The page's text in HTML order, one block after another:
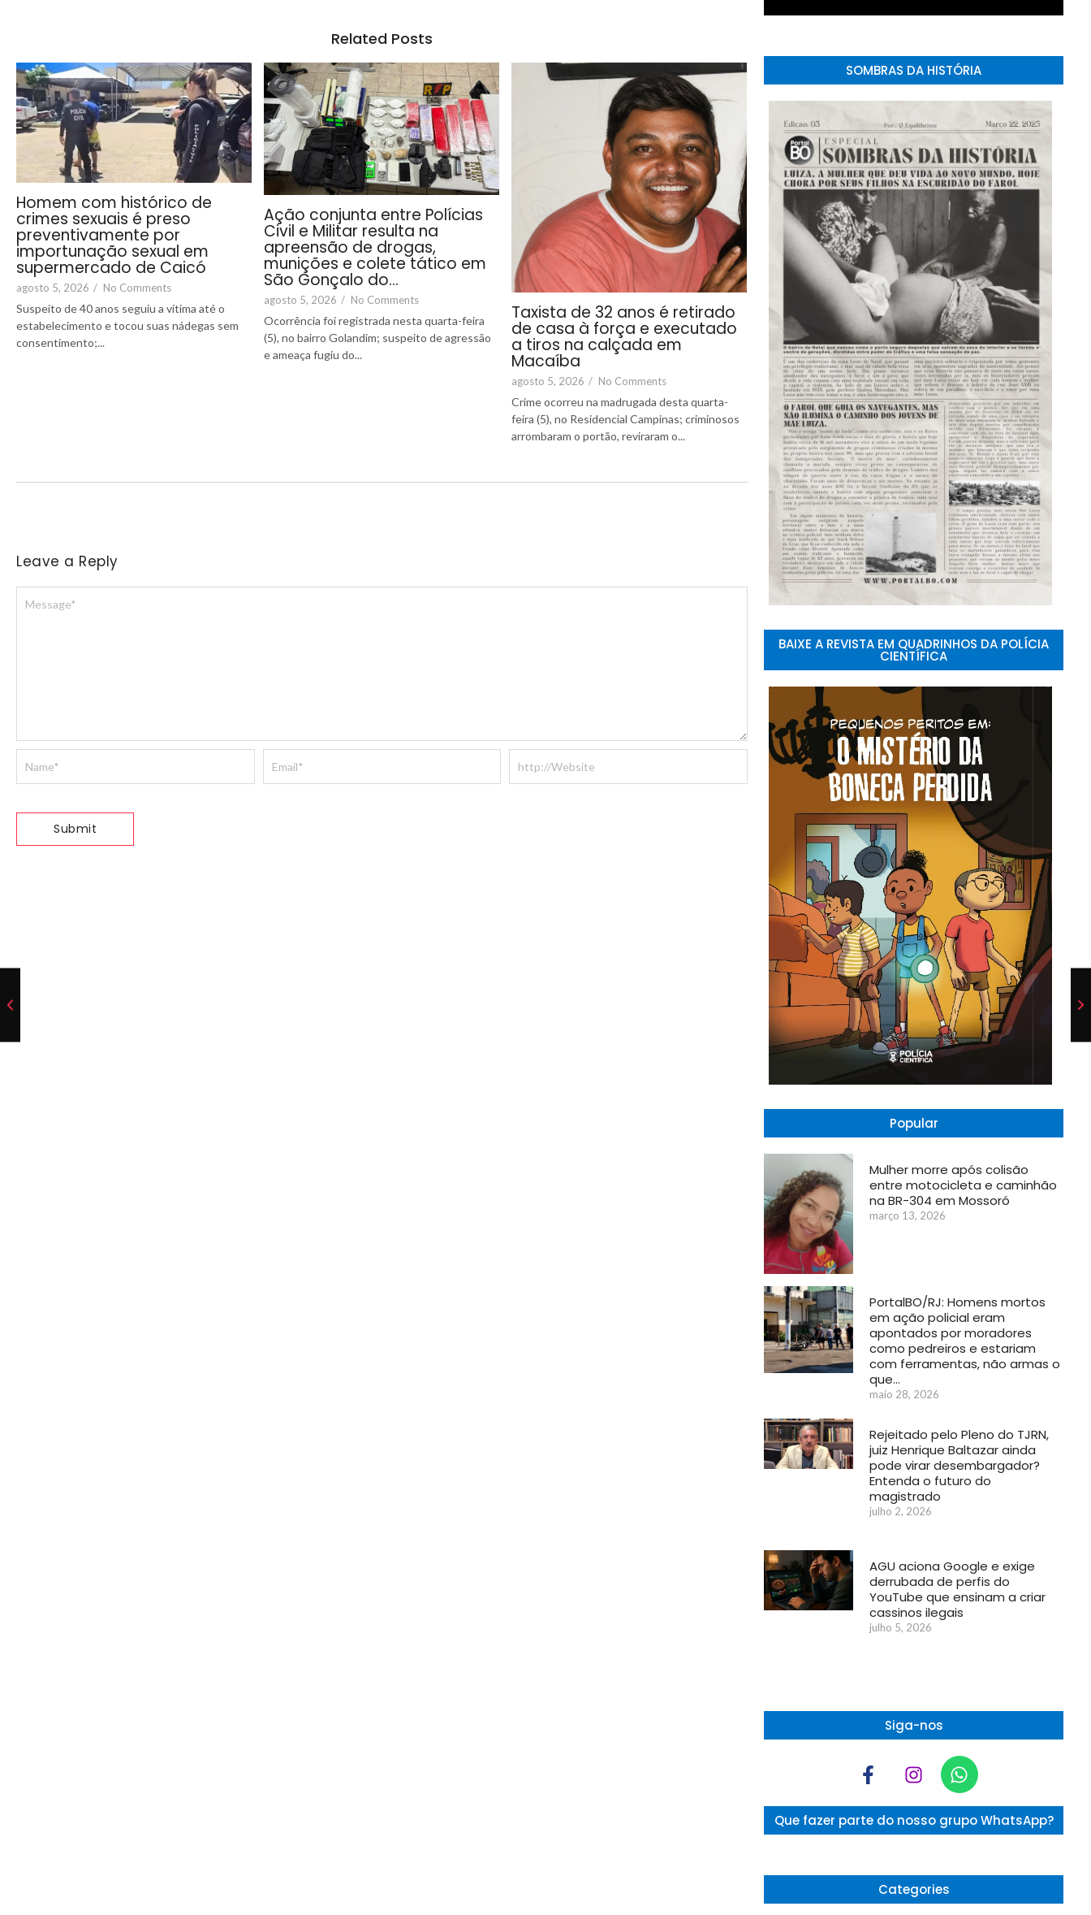
Related Posts
Homem com histórico de
crimes sexuais é preso
preventivamente por
importunação sexual em
supermercado de Caicó
agosto 5, 2026 / No Comments
Suspeito de 40 anos seguiu a vítima até o
estabelecimento e tocou suas nádegas sem
consentimento;...
Ação conjunta entre Polícias
Civil e Militar resulta na
apreensão de drogas,
munições e colete tático em
São Gonçalo do…
agosto 5, 2026 / No Comments
Ocorrência foi registrada nesta quarta-feira
(5), no bairro Golandim; suspeito de agressão
e ameaça fugiu do...
Taxista de 32 anos é retirado
de casa à força e executado
a tiros na calçada em
Macaíba
agosto 5, 2026 / No Comments
Crime ocorreu na madrugada desta quarta-
feira (5), no Residencial Campinas; criminosos
arrombaram o portão, reviraram o...
Leave a Reply
SOMBRAS DA HISTÓRIA
BAIXE A REVISTA EM QUADRINHOS DA POLÍCIA
CIENTÍFICA
Popular
Mulher morre após colisão
entre motocicleta e caminhão
na BR-304 em Mossoró
março 13, 2026
PortalBO/RJ: Homens mortos
em ação policial eram
apontados por moradores
como pedreiros e estariam
com ferramentas, não armas o
que…
maio 28, 2026
Rejeitado pelo Pleno do TJRN,
juiz Henrique Baltazar ainda
pode virar desembargador?
Entenda o futuro do
magistrado
julho 2, 2026
AGU aciona Google e exige
derrubada de perfis do
YouTube que ensinam a criar
cassinos ilegais
julho 5, 2026
Siga-nos
Que fazer parte do nosso grupo WhatsApp?
Categories